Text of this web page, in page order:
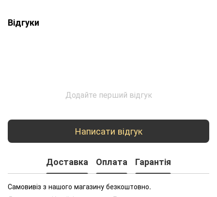
Відгуки
Додайте перший відгук
Написати відгук
Доставка Оплата Гарантія
Самовивіз з нашого магазину безкоштовно.